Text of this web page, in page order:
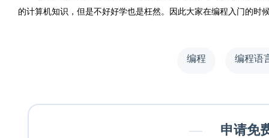
的计算机知识，但是不好好学也是枉然。因此大家在编程入门的时
编程 编程语
— 申请免